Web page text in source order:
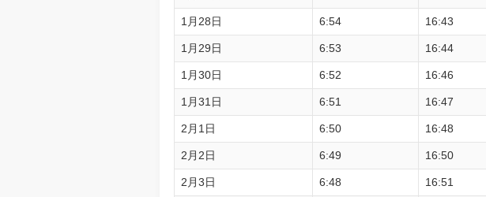
1月28日 6:54 16:43
1月29日 6:53 16:44
1月30日 6:52 16:46
1月31日 6:51 16:47
2月1日 6:50 16:48
2月2日 6:49 16:50
2月3日 6:48 16:51